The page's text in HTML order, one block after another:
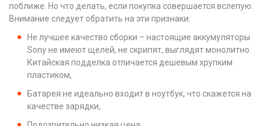
поближе. Но что делать, если покупка совершается вслепую.
Внимание следует обратить на эти признаки:
Не лучшее качество сборки – настоящие аккумуляторы
Sony не имеют щелей, не скрипят, выглядят монолитно.
Китайская подделка отличается дешевым хрупким
пластиком,
Батарея не идеально входит в ноутбук, что скажется на
качестве зарядки,